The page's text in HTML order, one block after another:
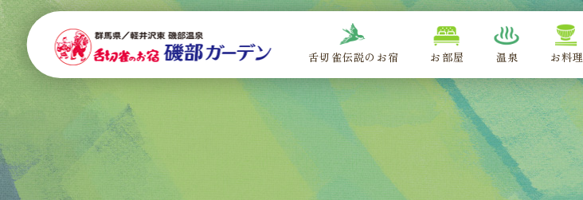
舌切雀伝説のお宿 お部屋 温泉 お料理